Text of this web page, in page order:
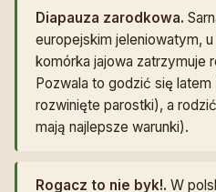
Diapauza zarodkowa.
europejskim jeleniowatym,
komórka jajowa zatrzymuje
Pozwala to godzić się latem
rozwinięte parostki), a
mają najlepsze warunki).
Rogacz to nie byk!. W